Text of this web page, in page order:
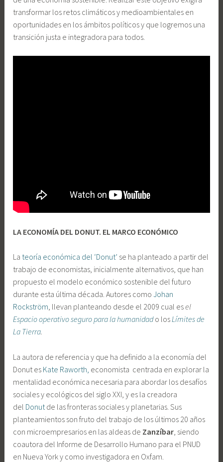
transformar los retos climáticos y medioambientales en
oportunidades en los ámbitos políticos y que logremos una
transición justa e integradora para todos.
LA ECONOMÍA DEL DONUT. EL MARCO ECONÓMICO
La teoría económica del ‘Donut’ se ha planteado a partir del
trabajo de economistas, inicialmente alternativos, que han
propuesto el modelo económico sostenible del futuro
durante esta última década. Autores comoJohan
Rockström, llevan planteando desde el 2009 cual esel
Espacio operativo seguro para la humanidado losLímites de
La Tierra.
La autora de referencia y que ha definido a la economía del
Donut es Kate Raworth, economista centrada en explorar la
mentalidad económica necesaria para abordar los desafíos
sociales y ecológicos del siglo XXI, y es la creadora
del Donut de las fronteras sociales y planetarias. Sus
planteamientos son fruto del trabajo de los últimos 20 años
con microempresarios en las aldeas de Zanzíbar , siendo
coautora del Informe de Desarrollo Humano para el PNUD
en Nueva York y como investigadora en Oxfam.